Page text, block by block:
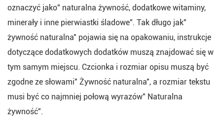
oznaczyć jako" naturalna żywność, dodatkowe witaminy,
minerały i inne pierwiastki śladowe". Tak długo jak"
żywność naturalna" pojawia się na opakowaniu, instrukcje
dotyczące dodatkowych dodatków muszą znajdować się w
tym samym miejscu. Czcionka i rozmiar opisu muszą być
zgodne ze słowami" Żywność naturalna", a rozmiar tekstu
musi być co najmniej połową wyrazów" Naturalna
żywność".